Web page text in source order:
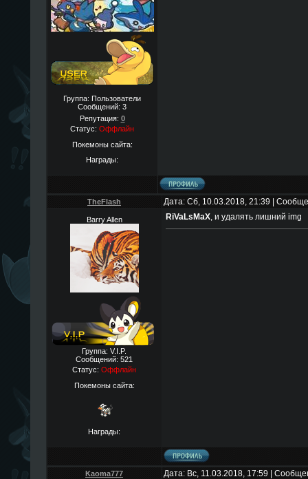
Группа: Пользователи
Сообщений: 3
Репутация: 0
Статус: Оффлайн
Покемоны сайта:
Награды:
TheFlаsh Дата: Сб, 10.03.2018, 21:39 |
Barry Allen
Группа: V.I.P.
Сообщений: 521
Статус: Оффлайн
Покемоны сайта:
Награды:
RiVaLsMaX, и удалять лишний img
Kaoma777 Дата: Вс, 11.03.2018, 17:59 |